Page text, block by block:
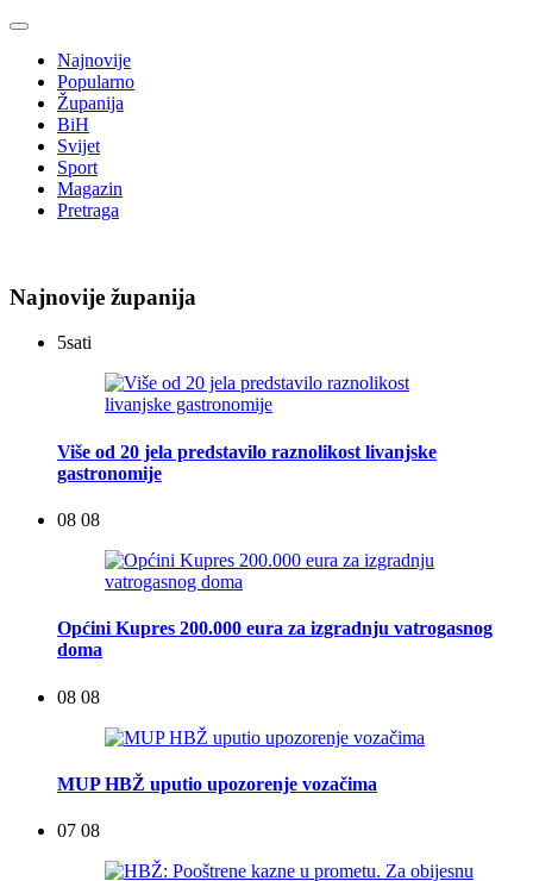
Najnovije
Popularno
Županija
BiH
Svijet
Sport
Magazin
Pretraga
Najnovije županija
5sati
Više od 20 jela predstavilo raznolikost livanjske
gastronomije
08 08
Općini Kupres 200.000 eura za izgradnju vatrogasnog
doma
08 08
MUP HBŽ uputio upozorenje vozačima
07 08